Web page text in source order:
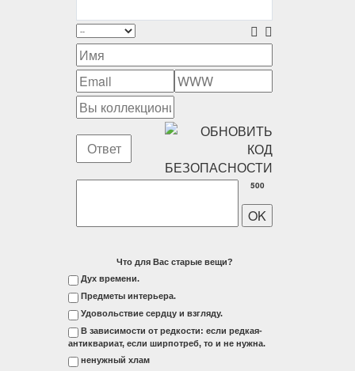
500
Что для Вас старые вещи?
Дух времени.
Предметы интерьера.
Удовольствие сердцу и взгляду.
В зависимости от редкости: если редкая-
антиквариат, если ширпотреб, то и не нужна.
ненужный хлам